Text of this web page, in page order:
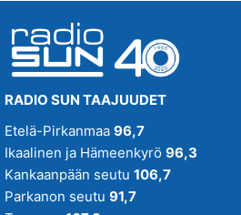
RADIO SUN TAAJUUDET
Etelä-Pirkanmaa 96,7
Ikaalinen ja Hämeenkyrö 96,3
Kankaanpään seutu 106,7
Parkanon seutu 91,7